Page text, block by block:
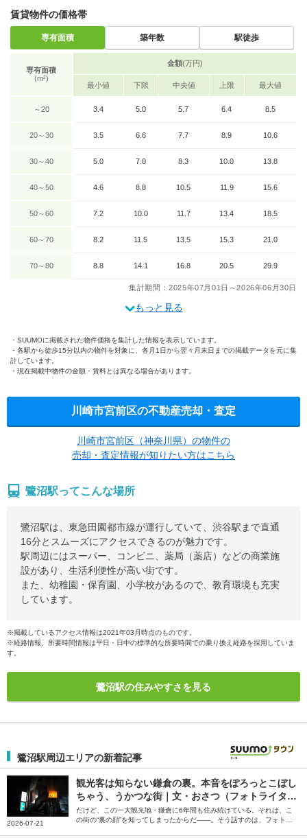
賃貸物件の価格帯
専有面積 築年数 駅徒歩
専有面積
(m²)
金額(万円)
最小値 下限 中央値 上限 最大値
～20 3.4 5.0 5.7 6.4 8.5
20～30 3.5 6.6 7.7 8.9 10.6
30～40 5.0 7.0 8.3 10.0 13.8
40～50 4.6 8.8 10.5 11.9 15.6
50～60 7.2 10.0 11.7 13.4 18.5
60～70 8.2 11.5 13.5 15.3 21.0
70～80 8.8 14.1 16.8 20.5 29.9
集計期間：2025年07月01日～2026年06月30日
もっと見る
SUUMOに掲載された物件価格を集計した情報を表示しています。
各駅から徒歩15分以内の物件を対象に、各月1日から翌々月末日までの掲載データを元に集
計しています。
現在掲載中物件の金額・賃料とは異なる場合があります。
川崎市宮前区の不動産売却・査定
川崎市宮前区（神奈川県）の物件の
売却・査定情報が知りたい方はこちら
鷺沼駅ってこんな場所
鷺沼駅は、東急田園都市線が運行していて、渋谷駅まで直通
16分とスムーズにアクセスできるのが魅力です。
駅周辺にはスーパー、コンビニ、薬局（薬店）などの商業施
設があり、生活利便性が高い街です。
また、幼稚園・保育園、小学校があるので、教育環境も充実
しています。
※掲載しているアクセス情報は2021年03月時点のものです。
※経路情報、所要時間情報は平日・日中の標準的な所要時間での乗り換え経路を採用していま
す。
鷺沼駅の住みやすさを見る
鷺沼駅周辺エリアの新着記事
2026-07-21
観光客は知らない鎌倉の裏。本音をぽろっとこぼし
ちゃう、うかつな街｜文・おさつ（フォトライタ
ー）
だけど、この一大観光地・鎌倉に6年間も住み続けている。それは、こ
の街の“裏の顔”を知ってしまったからだ――。そう話すのは、フォトラ